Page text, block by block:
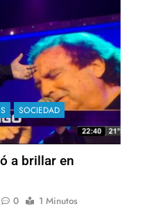
SOCIEDAD
a brillar en
0
1 Minutos